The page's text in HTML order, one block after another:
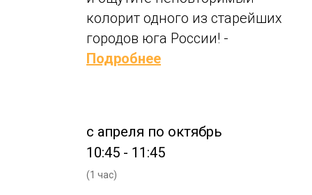
колорит одного из старейших
городов юга России! -
Подробнее
с апреля по октябрь
10:45 - 11:45
(1 час)